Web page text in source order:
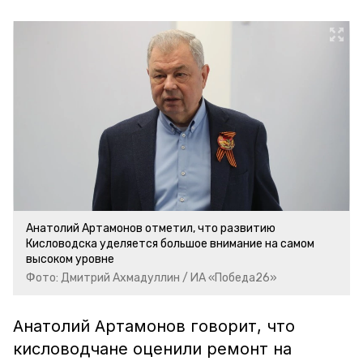
Анатолий Артамонов отметил, что развитию
Кисловодска уделяется большое внимание на самом
высоком уровне
Фото: Дмитрий Ахмадуллин / ИА «Победа26»
Анатолий Артамонов говорит, что
кисловодчане оценили ремонт на